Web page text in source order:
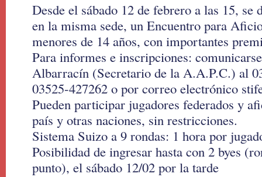
Desde el sábado 12 de febrero a las 15, se
en la misma sede, un Encuentro para
menores de 14 años, con importantes
Para informes e inscripciones:
Albarracín (Secretario de la A.A.P.C.) al
03525-427262 o por correo electrónico
Pueden participar jugadores federados y
país y otras naciones, sin restricciones.
Sistema Suizo a 9 rondas: 1 hora por
Posibilidad de ingresar hasta con 2 byes
punto), el sábado 12/02 por la tarde